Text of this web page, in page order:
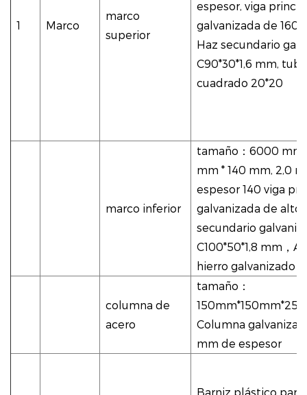
1 Marco
marco
superior
espesor, viga
galvanizada de 160
Haz secundario
C90*30*1,6 mm, tubo
cuadrado 20*20
marco inferior
tamaño ： 6000 mm
mm * 140 mm, 2,0
espesor 140 viga
galvanizada de alto
secundario
C100*50*1,8 mm ，
hierro galvanizado
columna de
acero
tamaño ：
Columna
mm de espesor
Barniz plástico para